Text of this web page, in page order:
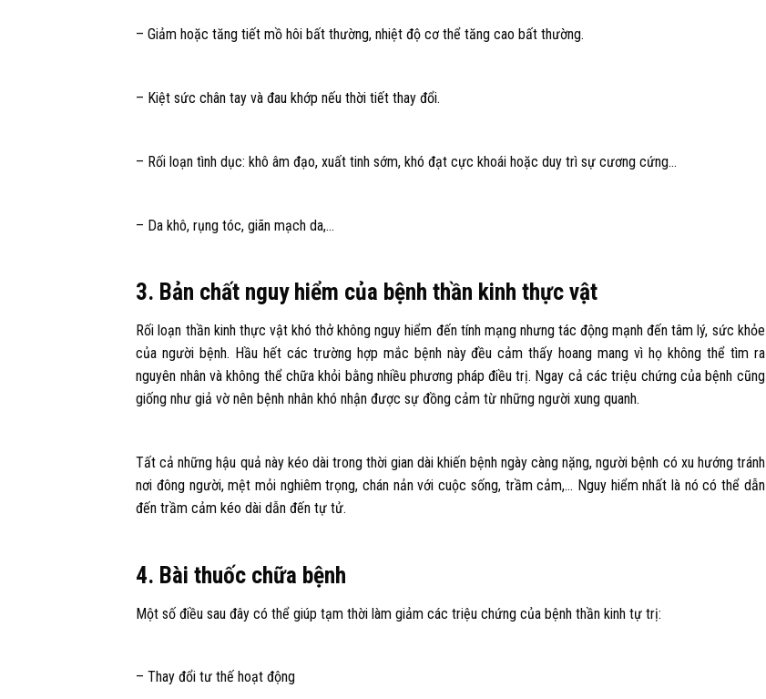
– Giảm hoặc tăng tiết mồ hôi bất thường, nhiệt độ cơ thể tăng cao bất thường.
– Kiệt sức chân tay và đau khớp nếu thời tiết thay đổi.
– Rối loạn tình dục: khô âm đạo, xuất tinh sớm, khó đạt cực khoái hoặc duy trì sự cương cứng…
– Da khô, rụng tóc, giãn mạch da,…
3. Bản chất nguy hiểm của bệnh thần kinh thực vật
Rối loạn thần kinh thực vật khó thở không nguy hiểm đến tính mạng nhưng tác động mạnh đến tâm lý, sức khỏe
của người bệnh. Hầu hết các trường hợp mắc bệnh này đều cảm thấy hoang mang vì họ không thể tìm ra
nguyên nhân và không thể chữa khỏi bằng nhiều phương pháp điều trị. Ngay cả các triệu chứng của bệnh cũng
giống như giả vờ nên bệnh nhân khó nhận được sự đồng cảm từ những người xung quanh.
Tất cả những hậu quả này kéo dài trong thời gian dài khiến bệnh ngày càng nặng, người bệnh có xu hướng tránh
nơi đông người, mệt mỏi nghiêm trọng, chán nản với cuộc sống, trầm cảm,… Nguy hiểm nhất là nó có thể dẫn
đến trầm cảm kéo dài dẫn đến tự tử.
4. Bài thuốc chữa bệnh
Một số điều sau đây có thể giúp tạm thời làm giảm các triệu chứng của bệnh thần kinh tự trị:
– Thay đổi tư thế hoạt động